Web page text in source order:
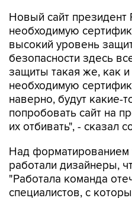
Новый сайт
необходимую
высокий уровень
безопасности здесь
защиты такая же, как
необходимую
наверно, будут какие-
попробовать сайт на
их отбивать", - сказал
Над форматированием
работали дизайнеры,
"Работала команда
специалистов, с